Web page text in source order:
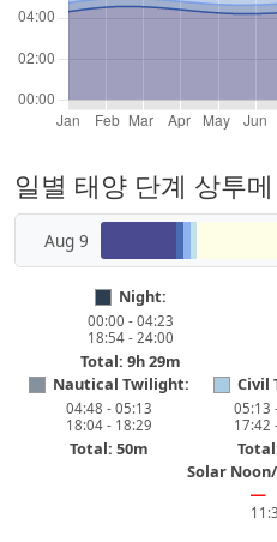
일별 태양 단계 상투메
Aug 9
Night:
00:00 - 04:23
18:54 - 24:00
Total: 9h 29m
Nautical Twilight:
04:48 - 05:13
18:04 - 18:29
Total: 50m
Civil
05:13
17:42
Solar
━